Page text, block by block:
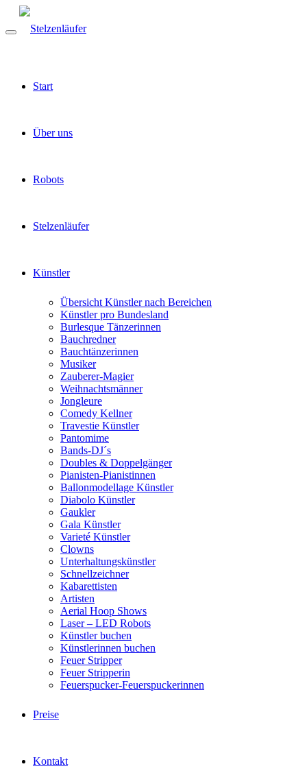
Start
Über uns
Robots
Stelzenläufer
Künstler
Übersicht Künstler nach Bereichen
Künstler pro Bundesland
Burlesque Tänzerinnen
Bauchredner
Bauchtänzerinnen
Musiker
Zauberer-Magier
Weihnachtsmänner
Jongleure
Comedy Kellner
Travestie Künstler
Pantomime
Bands-DJ´s
Doubles & Doppelgänger
Pianisten-Pianistinnen
Ballonmodellage Künstler
Diabolo Künstler
Gaukler
Gala Künstler
Varieté Künstler
Clowns
Unterhaltungskünstler
Schnellzeichner
Kabarettisten
Artisten
Aerial Hoop Shows
Laser – LED Robots
Künstler buchen
Künstlerinnen buchen
Feuer Stripper
Feuer Stripperin
Feuerspucker-Feuerspuckerinnen
Preise
Kontakt